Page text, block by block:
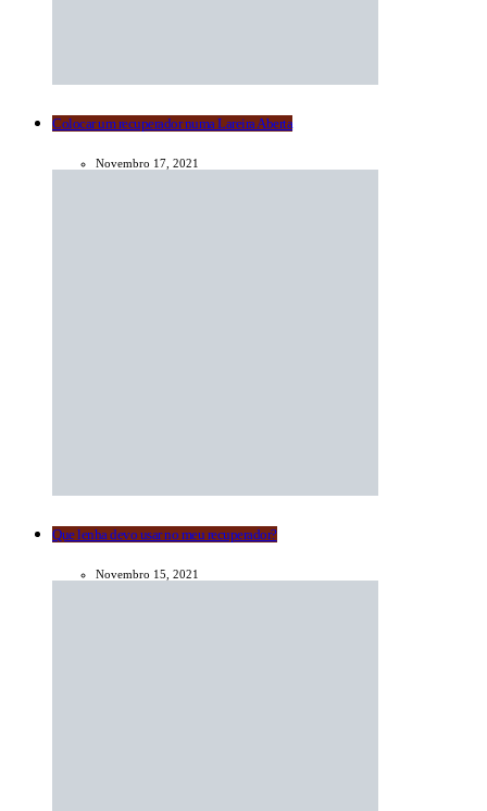
Colocar um recuperador numa Lareira Aberta
Novembro 17, 2021
Que lenha devo usar no meu recuperador?
Novembro 15, 2021